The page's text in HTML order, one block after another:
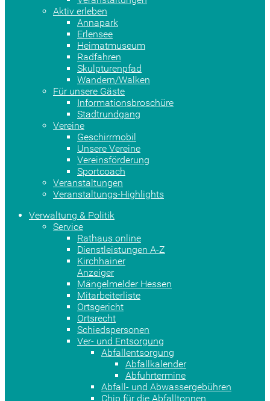
Aktiv erleben
Annapark
Erlensee
Heimatmuseum
Radfahren
Skulpturenpfad
Wandern/Walken
Für unsere Gäste
Informationsbroschüre
Stadtrundgang
Vereine
Geschirrmobil
Unsere Vereine
Vereinsförderung
Sportcoach
Veranstaltungen
Veranstaltungs-Highlights
Verwaltung & Politik
Service
Rathaus online
Dienstleistungen A-Z
Kirchhainer
Anzeiger
Mängelmelder Hessen
Mitarbeiterliste
Ortsgericht
Ortsrecht
Schiedspersonen
Ver- und Entsorgung
Abfallentsorgung
Abfallkalender
Abfuhrtermine
Abfall- und Abwassergebühren
Chip für die Abfalltonnen